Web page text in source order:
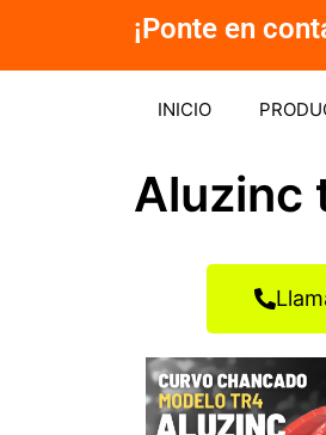
contenido
¡Ponte en
INICIO
Aluzinc